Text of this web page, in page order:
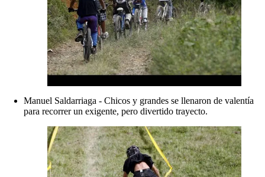
Manuel Saldarriaga - Chicos y grandes se llenaron de valentía
para recorrer un exigente, pero divertido trayecto.